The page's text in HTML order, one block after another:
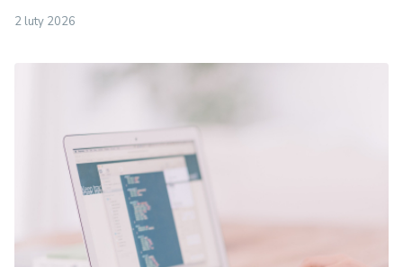
2 luty 2026